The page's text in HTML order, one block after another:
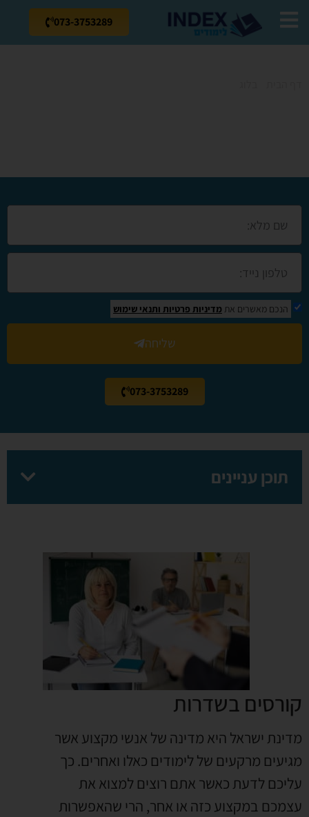
073-3753289
הנכם מאשרים את מדיניות פרטיות ותנאי שימוש
שליחה
073-3753289
תוכן עניינים
קורסים בשדרות
מדינת ישראל היא מדינה של אנשי מקצוע אשר
מגיעים מרקעים של לימודים כאלו ואחרים. כך
עליכם לדעת כאשר אתם רוצים למצוא את
עצמכם במקצוע כזה או אחר, הרי שהאפשרות